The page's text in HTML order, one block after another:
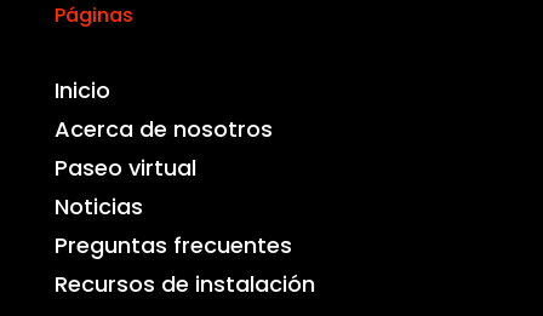
Páginas
Inicio
Acerca de nosotros
Paseo virtual
Noticias
Preguntas frecuentes
Recursos de instalación